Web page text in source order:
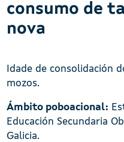
consumo de
nova
Idade de consolidación
mozos.
Ámbito poboacional:
Educación Secundaria
Galicia.